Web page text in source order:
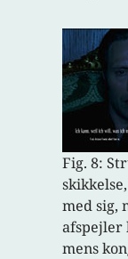
Fig. 8:
med sig,
afspejler
mens